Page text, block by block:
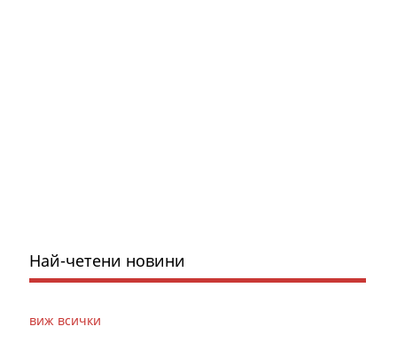
Най-четени новини
виж всички